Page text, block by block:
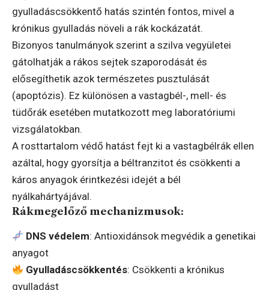
gyulladáscsökkentő hatás szintén fontos, mivel a
krónikus gyulladás növeli a rák kockázatát.
Bizonyos tanulmányok szerint a szilva vegyületei
gátolhatják a rákos sejtek szaporodását és
elősegíthetik azok természetes pusztulását
(apoptózis). Ez különösen a vastagbél-, mell- és
tüdőrák esetében mutatkozott meg laboratóriumi
vizsgálatokban.
A rosttartalom védő hatást fejt ki a vastagbélrák ellen
azáltal, hogy gyorsítja a béltranzitot és csökkenti a
káros anyagok érintkezési idejét a bél
nyálkahártyájával.
Rákmegelőző mechanizmusok:
DNS védelem: Antioxidánsok megvédik a genetikai
anyagot
Gyulladáscsökkentés: Csökkenti a krónikus
gyulladást